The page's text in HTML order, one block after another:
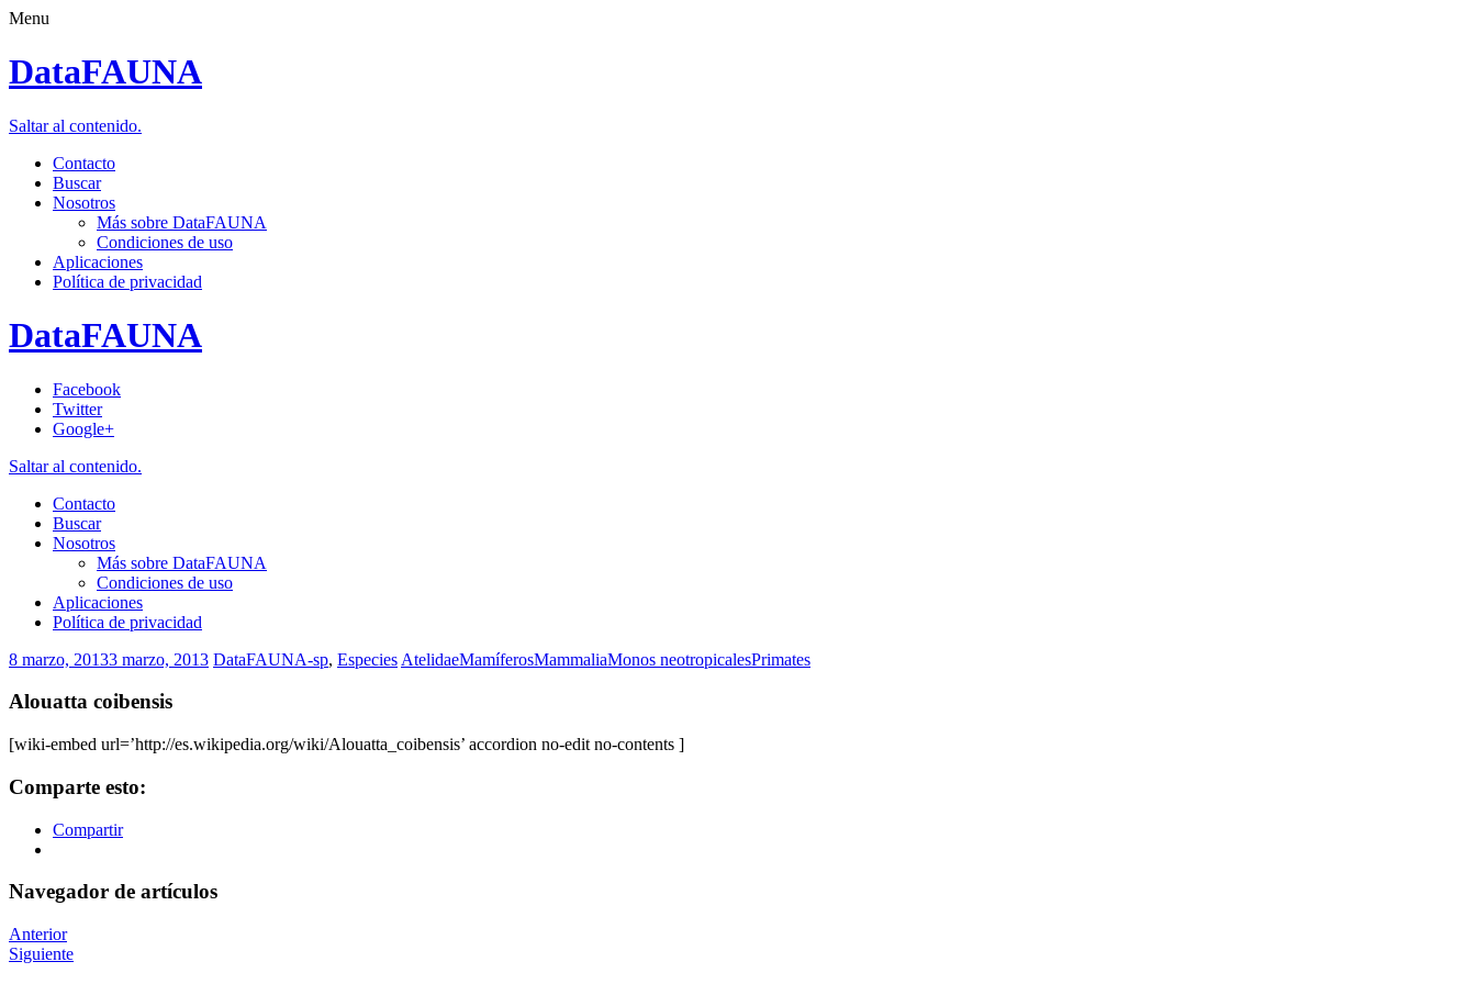
Menu
DataFAUNA
Saltar al contenido.
Contacto
Buscar
Nosotros
Más sobre DataFAUNA
Condiciones de uso
Aplicaciones
Política de privacidad
DataFAUNA
Facebook
Twitter
Google+
Saltar al contenido.
Contacto
Buscar
Nosotros
Más sobre DataFAUNA
Condiciones de uso
Aplicaciones
Política de privacidad
8 marzo, 20133 marzo, 2013 DataFAUNA-sp, Especies AtelidaeMamíferosMammaliaMonos neotropicalesPrimates
Alouatta coibensis
[wiki-embed url=’http://es.wikipedia.org/wiki/Alouatta_coibensis’ accordion no-edit no-contents ]
Comparte esto:
Compartir
Navegador de artículos
Anterior
Siguiente